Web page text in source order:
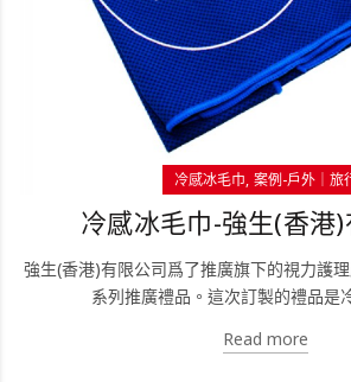
冷感冰毛巾 案例-戶外｜旅
冷感冰毛巾-強生(香港
強生(香港)有限公司爲了推廣旗下的視力護
系列推廣禮品。這次訂製的禮品是
Read more